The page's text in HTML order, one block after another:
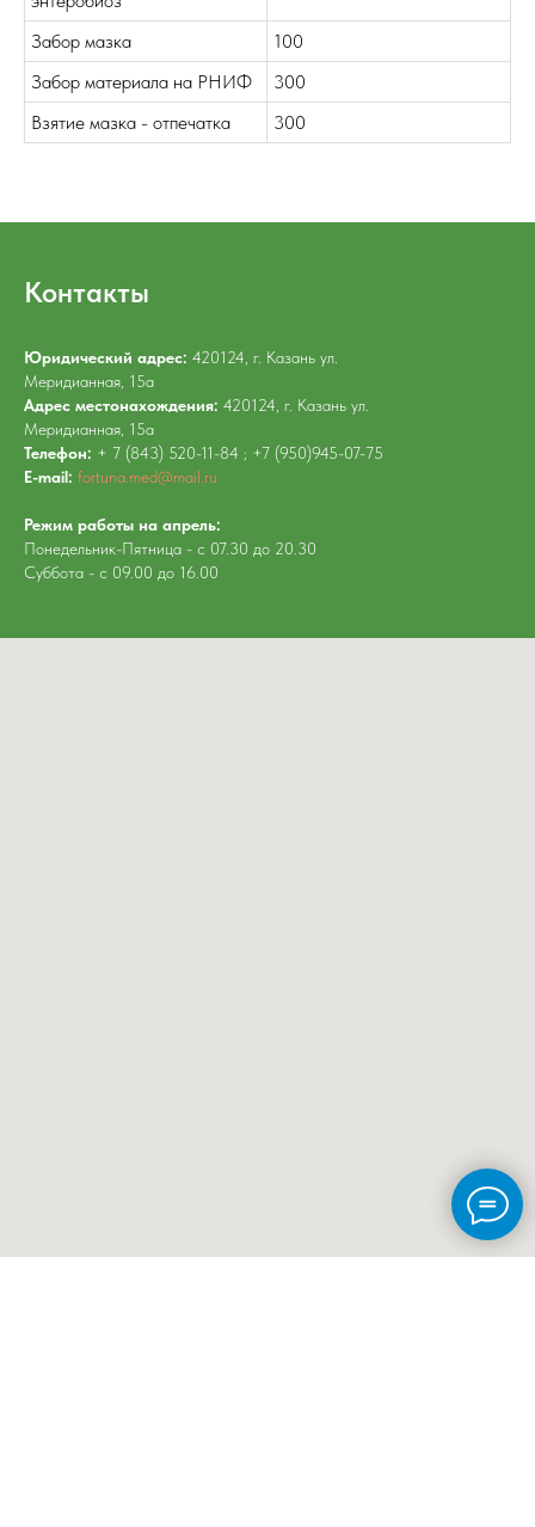
Забор мазка
100
Забор материала на РНИФ
300
Взятие мазка - отпечатка
300
Контакты
Юридический адрес: 420124, г. Казань ул.
Меридианная, 15а
Адрес местонахождения: 420124, г. Казань ул.
Меридианная, 15а
Телефон: + 7 (843) 520-11-84 ; +7 (950)945-07-75
E-mail: fortuna.med@mail.ru
Режим работы на апрель:
Понедельник-Пятница - с 07.30 до 20.30
Суббота - с 09.00 до 16.00